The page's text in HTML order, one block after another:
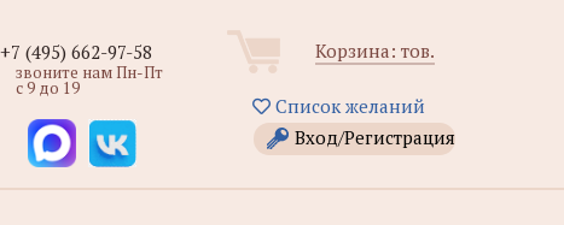
Корзина: тов.
Список желаний
Вход/Регистрация
+7 (495) 662-97-58
звоните нам Пн-Пт
с 9 до 19